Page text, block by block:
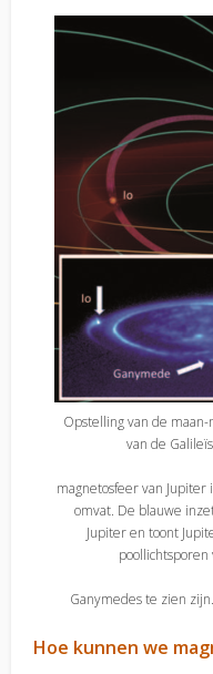
Opstelling van de
van de
magnetosfeer van Jupiter
omvat. De blauwe
Jupiter en toont
poollichtsporen
Ganymedes te zien
Hoe kunnen we